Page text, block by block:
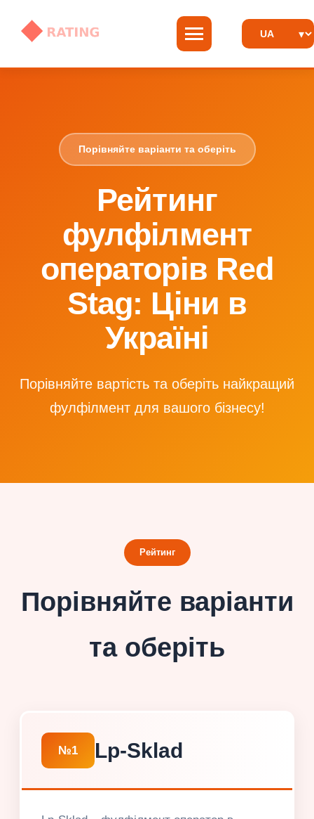
Порівняйте варіанти та оберіть
Рейтинг
фулфілмент
операторів Red
Stag: Ціни в
Україні
Порівняйте вартість та оберіть найкращий
фулфілмент для вашого бізнесу!
Рейтинг
Порівняйте варіанти
та оберіть
№1 Lp-Sklad